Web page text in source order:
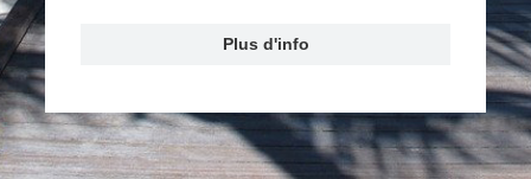
Plus d'info